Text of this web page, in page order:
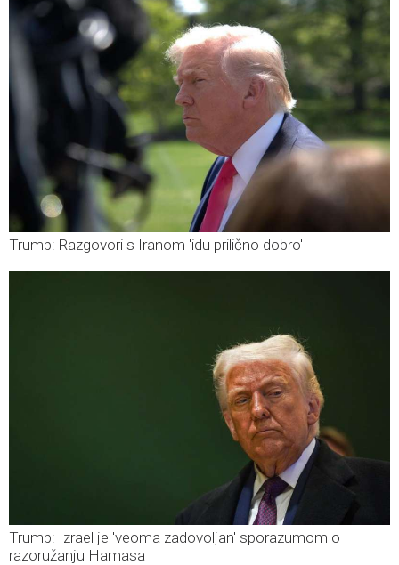
Trump: Razgovori s Iranom 'idu prilično dobro'
Trump: Izrael je 'veoma zadovoljan' sporazumom o
razoružanju Hamasa